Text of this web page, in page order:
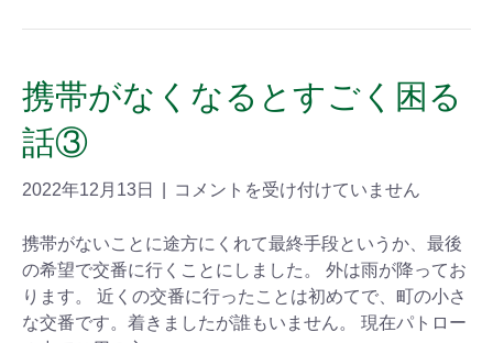
携帯がなくなるとすごく困る
話③
2022年12月13日 コメントを受け付けていません
携帯がないことに途方にくれて最終手段というか、最後
の希望で交番に行くことにしました。 外は雨が降ってお
ります。 近くの交番に行ったことは初めてで、町の小さ
な交番です。着きましたが誰もいません。 現在パトロー